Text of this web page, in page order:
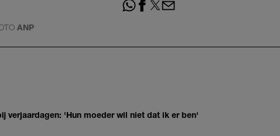
ANP
verjaardagen: 'Hun moeder wil niet dat ik er ben'